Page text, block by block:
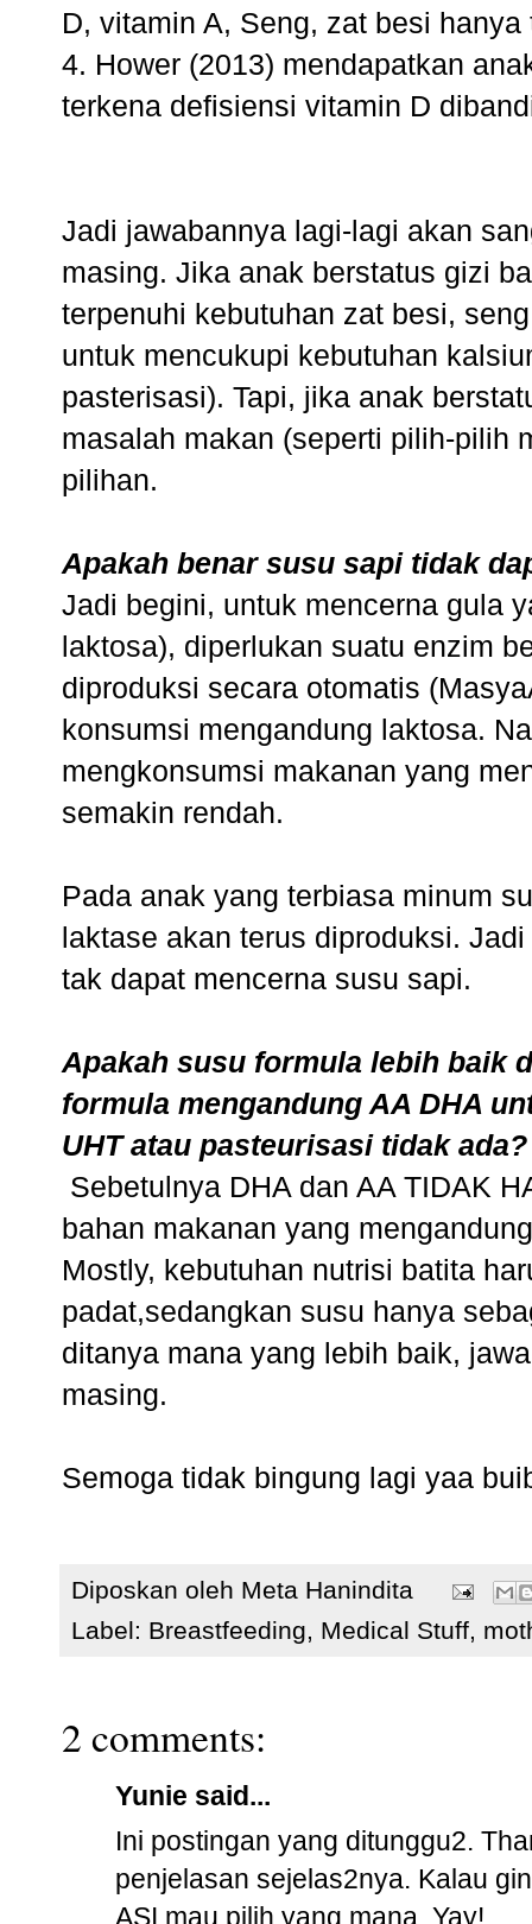
D, vitamin A, Seng, zat besi
4. Hower (2013) mendapatkan
terkena defisiensi vitamin D
Jadi jawabannya lagi-lagi akan
masing. Jika anak berstatus gizi
terpenuhi kebutuhan zat besi,
untuk mencukupi kebutuhan
pasterisasi). Tapi, jika anak
masalah makan (seperti pilih-pilih
pilihan.
Apakah benar susu sapi tidak
Jadi begini, untuk mencerna gula
laktosa), diperlukan suatu enzim
diproduksi secara otomatis
konsumsi mengandung laktosa.
mengkonsumsi makanan yang
semakin rendah.
Pada anak yang terbiasa minum
laktase akan terus diproduksi.
tak dapat mencerna susu sapi.
Apakah susu formula lebih baik
formula mengandung AA DHA
UHT atau pasteurisasi tidak ada?
Sebetulnya DHA dan AA TIDAK
bahan makanan yang
Mostly, kebutuhan nutrisi batita
padat,sedangkan susu hanya
ditanya mana yang lebih baik,
masing.
Semoga tidak bingung lagi yaa
Diposkan oleh Meta Hanindita
Label: Breastfeeding, Medical Stuff,
2 comments:
Yunie said...
Ini postingan yang ditunggu2.
penjelasan sejelas2nya. Kalau
ASI mau pilih yang mana. Yay!